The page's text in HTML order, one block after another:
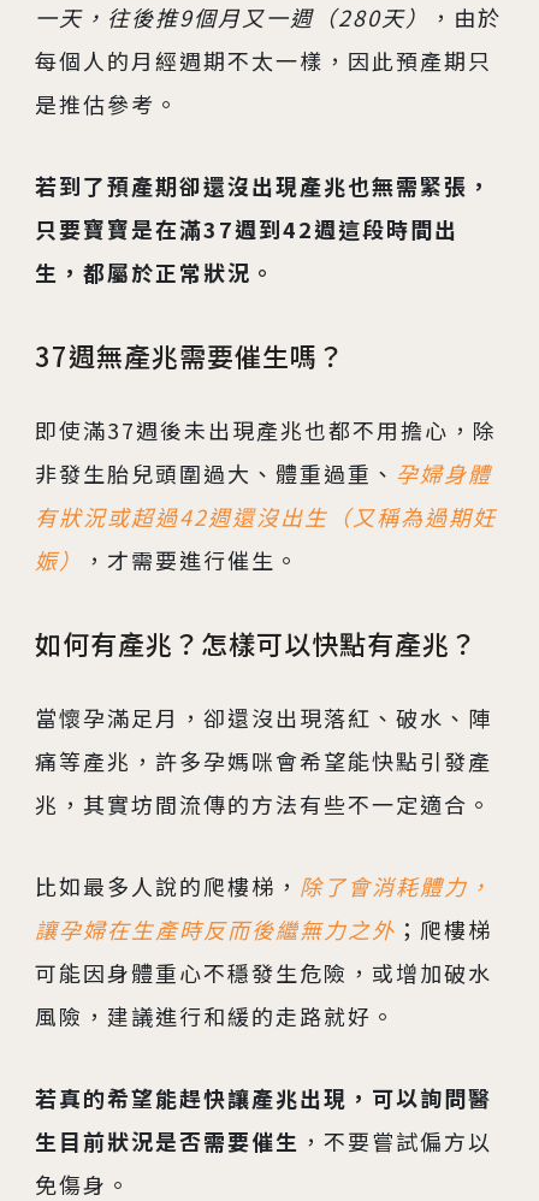
一天，往後推9個月又一週（280天）
，由於
每個人的月經週期不太一樣，因此預產期只
是推估參考。
若到了預產期卻還沒出現產兆也無需緊張，
只要寶寶是在滿37週到42週這段時間出
生，都屬於正常狀況。
37週無產兆需要催生嗎？
即使滿37週後未出現產兆也都不用擔心，除
非發生胎兒頭圍過大、體重過重、 孕婦身體
有狀況或超過42週還沒出生（又稱為過期妊
娠）
，才需要進行催生。
如何有產兆？怎樣可以快點有產兆？
當懷孕滿足月，卻還沒出現落紅、破水、陣
痛等產兆，許多孕媽咪會希望能快點引發產
兆，其實坊間流傳的方法有些不一定適合。
比如最多人說的爬樓梯， 除了會消耗體力，
讓孕婦在生產時反而後繼無力之外 ；爬樓梯
可能因身體重心不穩發生危險，或增加破水
風險，建議進行和緩的走路就好。
若真的希望能趕快讓產兆出現，可以詢問醫
生目前狀況是否需要催生 ，不要嘗試偏方以
免傷身。